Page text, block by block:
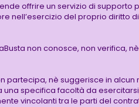
offrire un servizio di
nell’esercizio del proprio diritto
non conosce, non verifica,
partecipa, nè suggerisce in
specifica facoltà da
vincolanti tra le parti del